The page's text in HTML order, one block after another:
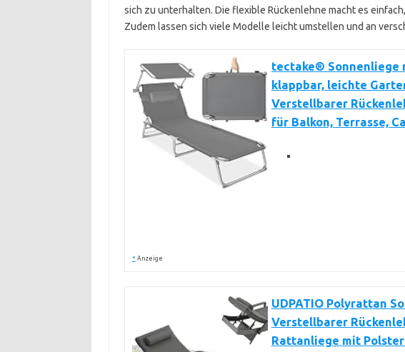
sich zu unterhalten. Die flexible Rückenlehne macht es
Zudem lassen sich viele Modelle leicht umstellen und an
tectake® Sonnenliege
klappbar, leichte
Verstellbarer
für Balkon, Terrasse,
* Anzeige
UDPATIO Polyrattan
Verstellbarer
Rattanliege mit